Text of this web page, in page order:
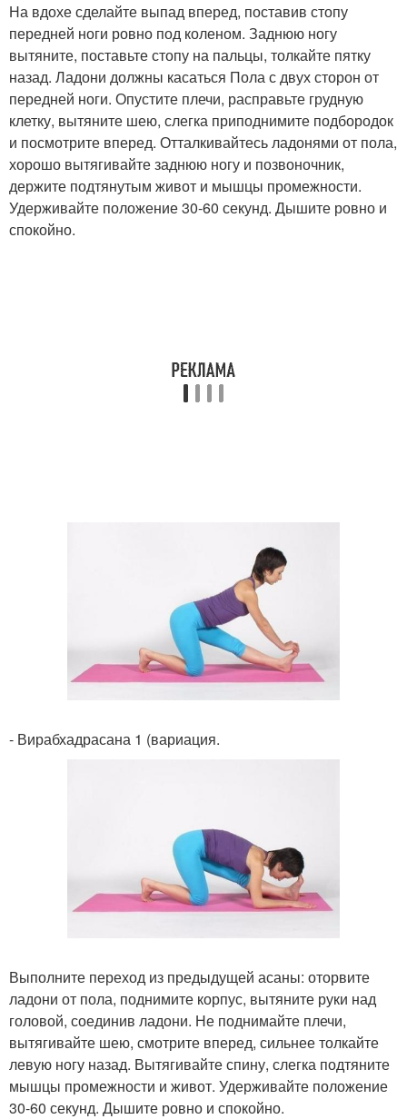
На вдохе сделайте выпад вперед, поставив стопу
передней ноги ровно под коленом. Заднюю ногу
вытяните, поставьте стопу на пальцы, толкайте пятку
назад. Ладони должны касаться Пола с двух сторон от
передней ноги. Опустите плечи, расправьте грудную
клетку, вытяните шею, слегка приподнимите подбородок
и посмотрите вперед. Отталкивайтесь ладонями от пола,
хорошо вытягивайте заднюю ногу и позвоночник,
держите подтянутым живот и мышцы промежности.
Удерживайте положение 30-60 секунд. Дышите ровно и
спокойно.
- Вирабхадрасана 1 (вариация.
Выполните переход из предыдущей асаны: оторвите
ладони от пола, поднимите корпус, вытяните руки над
головой, соединив ладони. Не поднимайте плечи,
вытягивайте шею, смотрите вперед, сильнее толкайте
левую ногу назад. Вытягивайте спину, слегка подтяните
мышцы промежности и живот. Удерживайте положение
30-60 секунд. Дышите ровно и спокойно.